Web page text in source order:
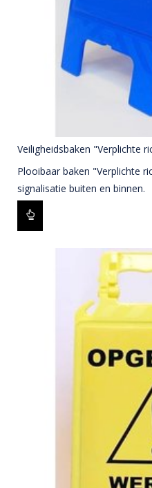
Veiligheidsbaken "Verplichte
Plooibaar baken "Verplichte
signalisatie buiten en binnen.